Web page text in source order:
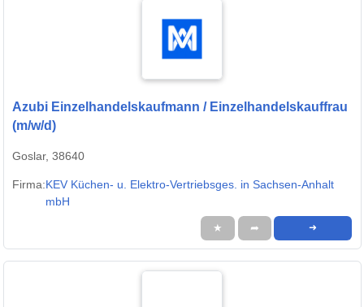
Azubi Einzelhandelskaufmann / Einzelhandelskauffrau
(m/w/d)
Goslar, 38640
Firma:KEV Küchen- u. Elektro-Vertriebsges. in Sachsen-Anhalt
mbH
★ ➦ ➜